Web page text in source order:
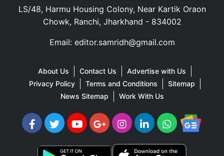
LS/48, Harmu Housing Colony, Near Kartik Oraon
Chowk, Ranchi, Jharkhand - 834002
Email: editor.samridh@gmail.com
About Us Contact Us
Advertise with Us
Privacy Policy
Terms and Conditions
Sitemap
News Sitemap
Work With Us